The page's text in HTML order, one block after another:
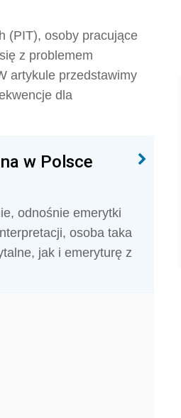
(PIT), osoby pracujące
z problemem
artykule przedstawimy
dla
w Polsce
odnośnie emerytki
osoba taka
jak i emeryturę z